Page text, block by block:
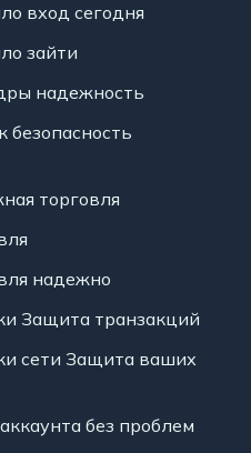
вход сегодня
зайти
надежность
торговля
надежно
Защита транзакций
сети Защита ваших
без проблем